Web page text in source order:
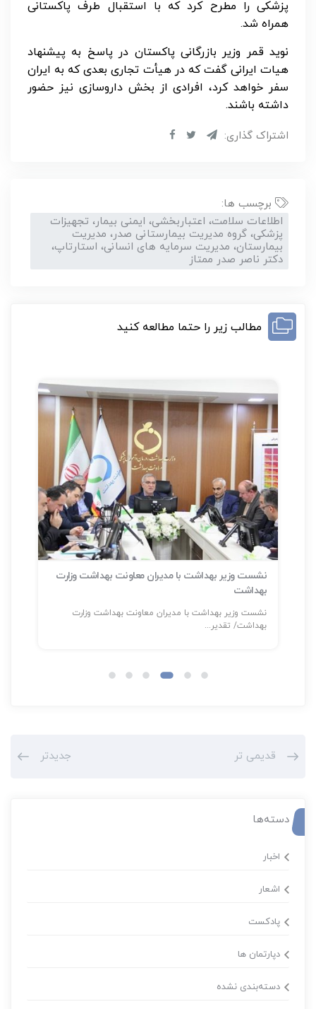
پزشکی را مطرح کرد که با استقبال طرف پاکستانی
همراه شد.
نوید قمر وزیر بازرگانی پاکستان در پاسخ به پیشنهاد
هیات ایرانی گفت که در هیأت تجاری بعدی که به ایران
سفر خواهد کرد، افرادی از بخش داروسازی نیز حضور
داشته باشند.
اشتراک گذاری:
برچسب ها:
اطلاعات سلامت، اعتباربخشی، ایمنی بیمار، تجهیزات
پزشکی، گروه مدیریت بیمارستانی صدر، مدیریت
بیمارستان، مدیریت سرمایه های انسانی، استارتاپ،
دکتر ناصر صدر ممتاز
مطالب زیر را حتما مطالعه کنید
نشست وزیر بهداشت با مدیران معاونت بهداشت وزارت
بهداشت
نشست وزیر بهداشت با مدیران معاونت بهداشت وزارت
بهداشت/ تقدیر...
قدیمی تر جدیدتر
دسته‌ها
اخبار
اشعار
پادکست
دپارتمان ها
دسته‌بندی نشده